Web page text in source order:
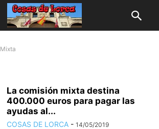
Mixta
La comisión mixta destina
400.000 euros para pagar las
ayudas al...
COSAS DE LORCA - 14/05/2019